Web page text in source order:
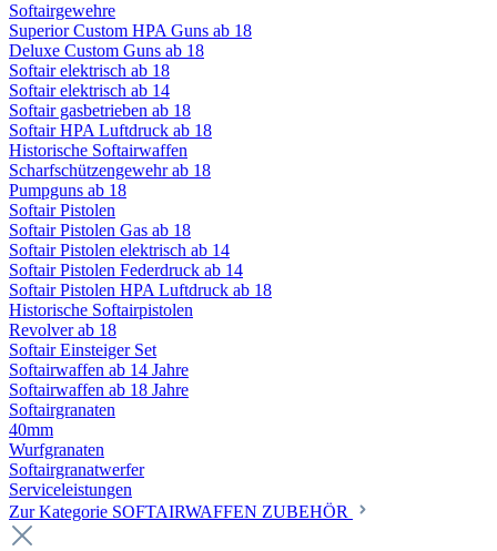
Softairgewehre
Superior Custom HPA Guns ab 18
Deluxe Custom Guns ab 18
Softair elektrisch ab 18
Softair elektrisch ab 14
Softair gasbetrieben ab 18
Softair HPA Luftdruck ab 18
Historische Softairwaffen
Scharfschützengewehr ab 18
Pumpguns ab 18
Softair Pistolen
Softair Pistolen Gas ab 18
Softair Pistolen elektrisch ab 14
Softair Pistolen Federdruck ab 14
Softair Pistolen HPA Luftdruck ab 18
Historische Softairpistolen
Revolver ab 18
Softair Einsteiger Set
Softairwaffen ab 14 Jahre
Softairwaffen ab 18 Jahre
Softairgranaten
40mm
Wurfgranaten
Softairgranatwerfer
Serviceleistungen
Zur Kategorie SOFTAIRWAFFEN ZUBEHÖR